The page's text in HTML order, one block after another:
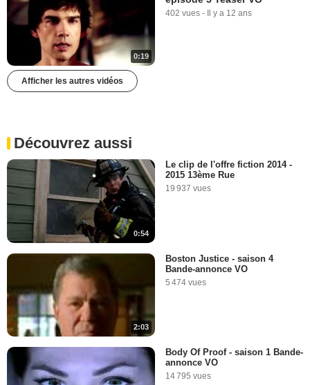
0:19
402 vues - Il y a 12 ans
Afficher les autres vidéos
Découvrez aussi
0:54
Le clip de l'offre fiction 2014 -
2015 13ème Rue
19 937 vues
2:03
Boston Justice - saison 4
Bande-annonce VO
5 474 vues
Body Of Proof - saison 1 Bande-
annonce VO
14 795 vues